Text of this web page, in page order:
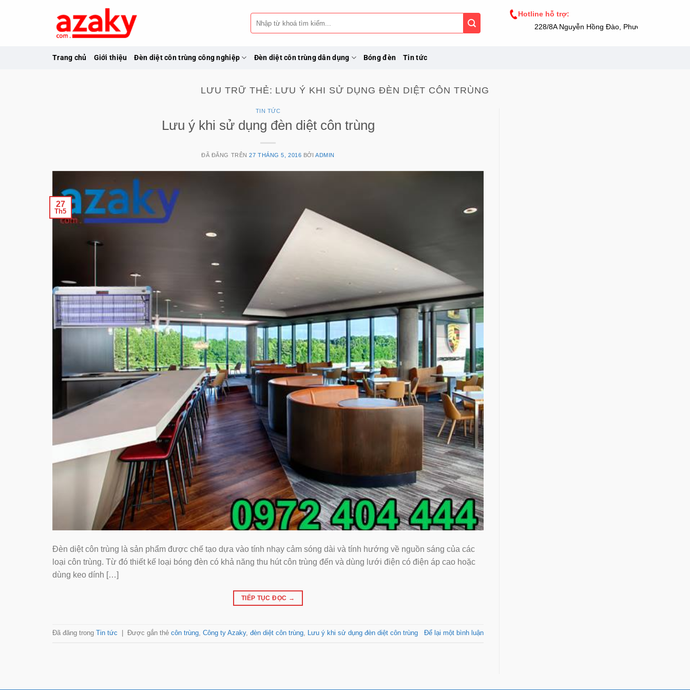
Tìm
kiếm:
Hotline hỗ trợ:
228/8A Nguyễn Hồng Đào, Phường 14, Tân
Trang chủ Giới thiệu Đèn diệt côn trùng công nghiệp Đèn diệt côn trùng dân dụng Bóng đèn Tin tức
LƯU TRỮ THẺ: LƯU Ý KHI SỬ DỤNG ĐÈN DIỆT CÔN TRÙNG
TIN TỨC
Lưu ý khi sử dụng đèn diệt côn trùng
ĐÃ ĐĂNG TRÊN27 THÁNG 5, 2016 BỞIADMIN
27
Th5
Đèn diệt côn trùng là sản phẩm được chế tạo dựa vào tính nhạy cảm sóng dài và tính hướng về nguồn sáng của các
loại côn trùng. Từ đó thiết kế loại bóng đèn có khả năng thu hút côn trùng đến và dùng lưới điện có điện áp cao hoặc
dùng keo dính […]
TIẾP TỤC ĐỌC →
Đã đăng trong Tin tức Được gắn thẻ côn trùng, Công ty Azaky, đèn diệt côn trùng, Lưu ý khi sử dụng đèn diệt côn trùng Để lại một bình luận